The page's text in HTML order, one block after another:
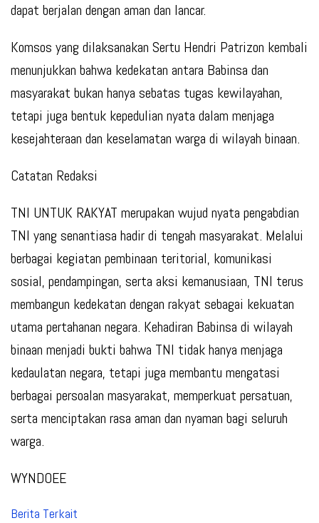
dapat berjalan dengan aman dan lancar.
Komsos yang dilaksanakan Sertu Hendri Patrizon kembali
menunjukkan bahwa kedekatan antara Babinsa dan
masyarakat bukan hanya sebatas tugas kewilayahan,
tetapi juga bentuk kepedulian nyata dalam menjaga
kesejahteraan dan keselamatan warga di wilayah binaan.
Catatan Redaksi
TNI UNTUK RAKYAT merupakan wujud nyata pengabdian
TNI yang senantiasa hadir di tengah masyarakat. Melalui
berbagai kegiatan pembinaan teritorial, komunikasi
sosial, pendampingan, serta aksi kemanusiaan, TNI terus
membangun kedekatan dengan rakyat sebagai kekuatan
utama pertahanan negara. Kehadiran Babinsa di wilayah
binaan menjadi bukti bahwa TNI tidak hanya menjaga
kedaulatan negara, tetapi juga membantu mengatasi
berbagai persoalan masyarakat, memperkuat persatuan,
serta menciptakan rasa aman dan nyaman bagi seluruh
warga.
WYNDOEE
Berita Terkait